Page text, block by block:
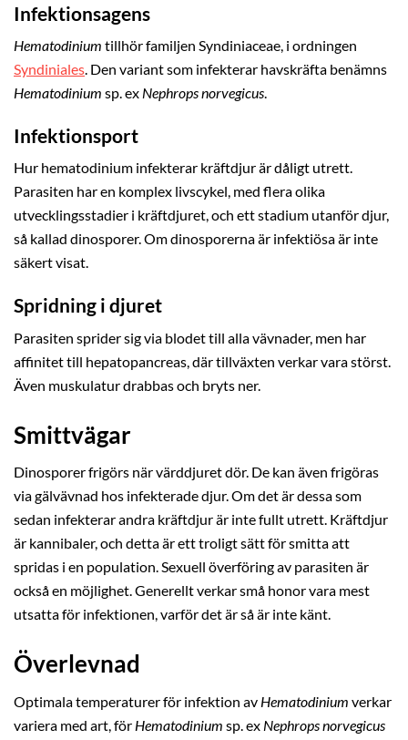
Infektionsagens
Hematodinium tillhör familjen Syndiniaceae, i ordningen
Syndiniales. Den variant som infekterar havskräfta benämns
Hematodinium sp. ex Nephrops norvegicus.
Infektionsport
Hur hematodinium infekterar kräftdjur är dåligt utrett.
Parasiten har en komplex livscykel, med flera olika
utvecklingsstadier i kräftdjuret, och ett stadium utanför djur,
så kallad dinosporer. Om dinosporerna är infektiösa är inte
säkert visat.
Spridning i djuret
Parasiten sprider sig via blodet till alla vävnader, men har
affinitet till hepatopancreas, där tillväxten verkar vara störst.
Även muskulatur drabbas och bryts ner.
Smittvägar
Dinosporer frigörs när värddjuret dör. De kan även frigöras
via gälvävnad hos infekterade djur. Om det är dessa som
sedan infekterar andra kräftdjur är inte fullt utrett. Kräftdjur
är kannibaler, och detta är ett troligt sätt för smitta att
spridas i en population. Sexuell överföring av parasiten är
också en möjlighet. Generellt verkar små honor vara mest
utsatta för infektionen, varför det är så är inte känt.
Överlevnad
Optimala temperaturer för infektion av Hematodinium verkar
variera med art, för Hematodinium sp. ex Nephrops norvegicus